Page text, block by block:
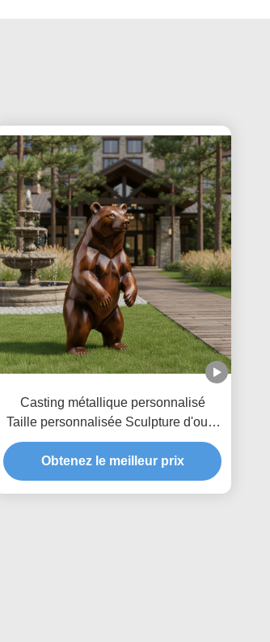
Casting métallique personnalisé
Taille personnalisée Sculpture d'ours
de bronze Statue de jardin en plein air
Art animal réaliste pour la villa
Décoration paysagère du parc
Obtenez le meilleur prix